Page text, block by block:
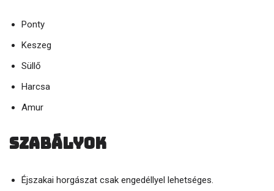
Ponty
Keszeg
Süllő
Harcsa
Amur
Szabályok
Éjszakai horgászat csak engedéllyel lehetséges.